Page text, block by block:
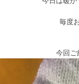
毎度
今回ご